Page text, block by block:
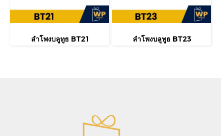
ลำโพงบลูทูธ BT21 ลำโพงบลูทูธ BT23